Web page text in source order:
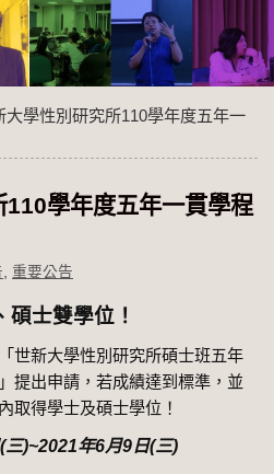
大學性別研究所110學年度五年一
學年度五年一貫學程
,重要公告
碩士雙學位！
世新大學性別研究所碩士班五年
提出申請，若成績達到標準，並
取得學士及碩士學位！
三)~2021年6月9日(三)